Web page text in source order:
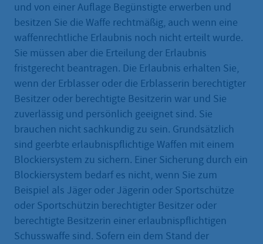
und von einer Auflage Begünstigte erwerben und
besitzen Sie die Waffe rechtmäßig, auch wenn eine
waffenrechtliche Erlaubnis noch nicht erteilt wurde.
Sie müssen aber die Erteilung der Erlaubnis
fristgerecht beantragen. Die Erlaubnis erhalten Sie,
wenn der Erblasser oder die Erblasserin berechtigter
Besitzer oder berechtigte Besitzerin war und Sie
zuverlässig und persönlich geeignet sind. Sie
brauchen nicht sachkundig zu sein. Grundsätzlich
sind geerbte erlaubnispflichtige Waffen mit einem
Blockiersystem zu sichern. Einer Sicherung durch ein
Blockiersystem bedarf es nicht, wenn Sie zum
Beispiel als Jäger oder Jägerin oder Sportschütze
oder Sportschützin berechtigter Besitzer oder
berechtigte Besitzerin einer erlaubnispflichtigen
Schusswaffe sind. Sofern ein dem Stand der